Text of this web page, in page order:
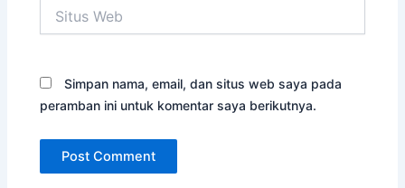
Web
Simpan nama, email, dan situs web saya pada
peramban ini untuk komentar saya berikutnya.